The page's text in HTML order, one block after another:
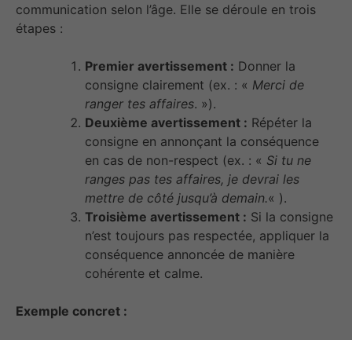
communication selon l’âge. Elle se déroule en trois
étapes :
Premier avertissement : Donner la
consigne clairement (ex. : « Merci de
ranger tes affaires. »).
Deuxième avertissement : Répéter la
consigne en annonçant la conséquence
en cas de non-respect (ex. : « Si tu ne
ranges pas tes affaires, je devrai les
mettre de côté jusqu’à demain.« ).
Troisième avertissement : Si la consigne
n’est toujours pas respectée, appliquer la
conséquence annoncée de manière
cohérente et calme.
Exemple concret :